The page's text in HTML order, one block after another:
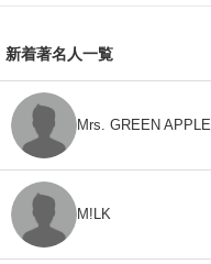
新着著名人一覧
Mrs. GREEN APPLE
M!LK